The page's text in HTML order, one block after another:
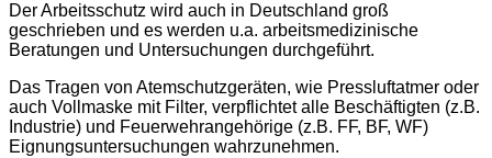
Der Arbeitsschutz wird auch in Deutschland groß
geschrieben und es werden u.a. arbeitsmedizinische
Beratungen und Untersuchungen durchgeführt.
Das Tragen von Atemschutzgeräten, wie Pressluftatmer oder
auch Vollmaske mit Filter, verpflichtet alle Beschäftigten (z.B.
Industrie) und Feuerwehrangehörige (z.B. FF, BF, WF)
Eignungsuntersuchungen wahrzunehmen.